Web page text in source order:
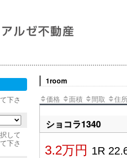
1room
価格 面積 間取 住
ショコラ1340
3.2万円 1R
下さ
して
下さ